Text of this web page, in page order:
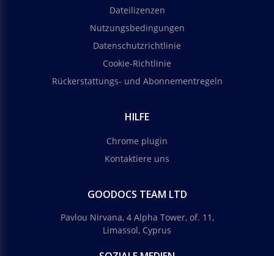
Dateilizenzen
Nutzungsbedingungen
Datenschutzrichtlinie
Cookie-Richtlinie
Rückerstattungs- und Abonnementregeln
HILFE
Chrome plugin
Kontaktiere uns
GOODOCS TEAM LTD
Pavlou Nirvana, 4 Alpha Tower, of. 11,
Limassol, Cyprus